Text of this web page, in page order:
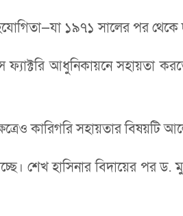
১৯৭১ সালের পর
ফ্যাক্টরি আধুনিকায়নে সহায়তা
কারিগরি সহায়তার
শেখ হাসিনার বিদায়ের পর ড.